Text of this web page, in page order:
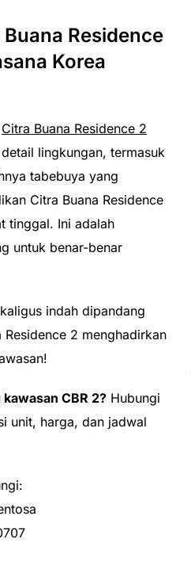
Residence
Korea
Citra Buana Residence 2
lingkungan, termasuk
tabebuya yang
Citra Buana Residence
tinggal. Ini adalah
untuk benar-benar
indah dipandang
Residence 2 menghadirkan
CBR 2? Hubungi
unit, harga, dan jadwal